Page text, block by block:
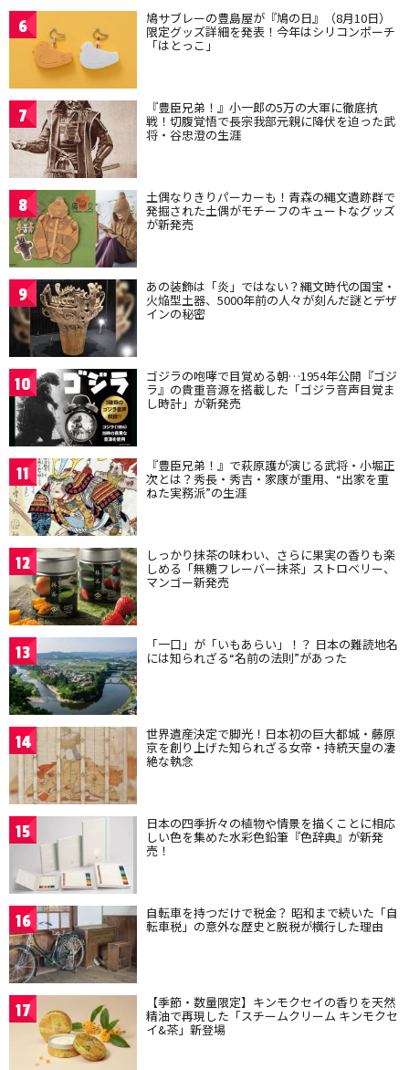
6 鳩サブレーの豊島屋が『鳩の日』（8月10日）
限定グッズ詳細を発表！今年はシリコンポーチ
「はとっこ」
7 『豊臣兄弟！』小一郎の5万の大軍に徹底抗
戦！切腹覚悟で長宗我部元親に降伏を迫った武
将・谷忠澄の生涯
8 土偶なりきりパーカーも！青森の縄文遺跡群で
発掘された土偶がモチーフのキュートなグッズ
が新発売
9 あの装飾は「炎」ではない？縄文時代の国宝・
火焔型土器、5000年前の人々が刻んだ謎とデザ
インの秘密
10 ゴジラの咆哮で目覚める朝…1954年公開『ゴジ
ラ』の貴重音源を搭載した「ゴジラ音声目覚ま
し時計」が新発売
11 『豊臣兄弟！』で萩原護が演じる武将・小堀正
次とは？秀長・秀吉・家康が重用、“出家を重
ねた実務派”の生涯
12 しっかり抹茶の味わい、さらに果実の香りも楽
しめる「無糖フレーバー抹茶」ストロベリー、
マンゴー新発売
13 「一口」が「いもあらい」！？ 日本の難読地名
には知られざる“名前の法則”があった
14 世界遺産決定で脚光！日本初の巨大都城・藤原
京を創り上げた知られざる女帝・持統天皇の凄
絶な執念
15 日本の四季折々の植物や情景を描くことに相応
しい色を集めた水彩色鉛筆『色辞典』が新発
売！
16 自転車を持つだけで税金？ 昭和まで続いた「自
転車税」の意外な歴史と脱税が横行した理由
17 【季節・数量限定】キンモクセイの香りを天然
精油で再現した「スチームクリーム キンモクセ
イ&茶」新登場